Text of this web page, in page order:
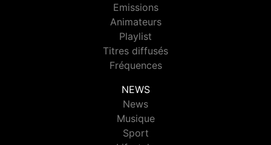
Emissions
Animateurs
Playlist
Titres diffusés
Fréquences
NEWS
News
Musique
Sport